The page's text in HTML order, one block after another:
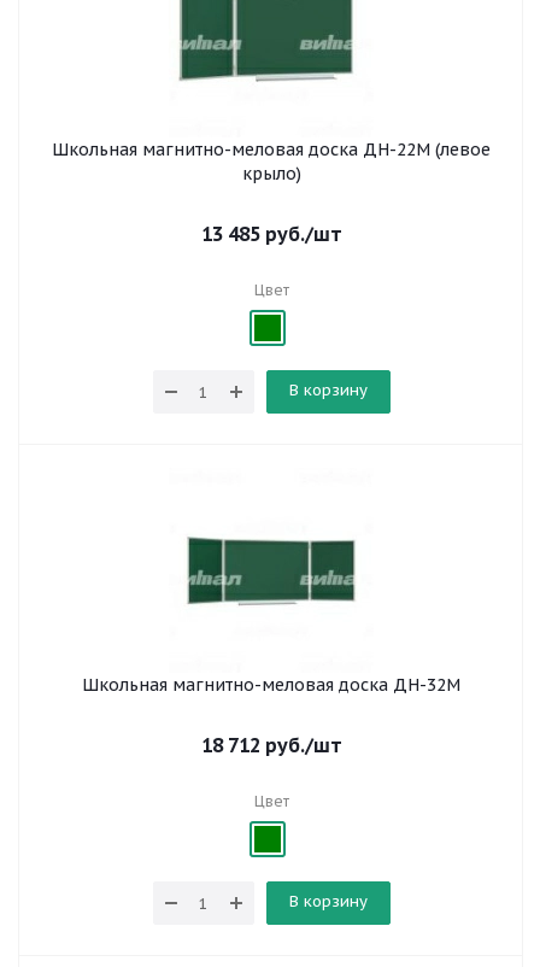
Школьная магнитно-меловая доска ДН-22М (левое
крыло)
13 485руб./шт
Цвет
В корзину
Школьная магнитно-меловая доска ДН-32М
18 712 руб./шт
Цвет
В корзину